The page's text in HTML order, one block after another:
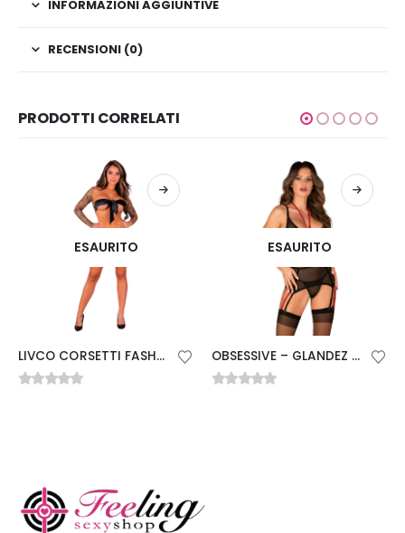
INFORMAZIONI AGGIUNTIVE
RECENSIONI (0)
PRODOTTI CORRELATI
ESAURITO
LIVCO CORSETTI FASHION – MULED LC 90681 PANTY NERO
ESAURITO
OBSESSIVE – GLANDEZ SET TRE PEZZI XS/S